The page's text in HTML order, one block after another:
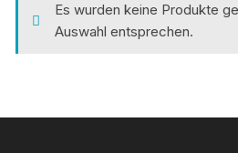
Es wurden keine Produkte
Auswahl entsprechen.